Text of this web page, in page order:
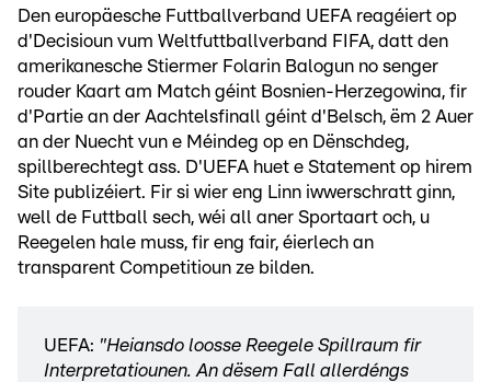
Den europäesche Futtballverband UEFA reagéiert op
d'Decisioun vum Weltfuttballverband FIFA, datt den
amerikanesche Stiermer Folarin Balogun no senger
rouder Kaart am Match géint Bosnien-Herzegowina, fir
d'Partie an der Aachtelsfinall géint d'Belsch, ëm 2 Auer
an der Nuecht vun e Méindeg op en Dënschdeg,
spillberechtegt ass. D'UEFA huet e Statement op hirem
Site publizéiert. Fir si wier eng Linn iwwerschratt ginn,
well de Futtball sech, wéi all aner Sportaart och, u
Reegelen hale muss, fir eng fair, éierlech an
transparent Competitioun ze bilden.
UEFA: "Heiansdo loosse Reegele Spillraum fir
Interpretatiounen. An dësem Fall allerdéngs